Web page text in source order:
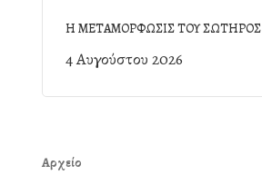
Η ΜΕΤΑΜΟΡΦΩΣΙΣ ΤΟΥ ΣΩΤΗΡΟΣ
4 Αυγούστου 2026
Αρχείο